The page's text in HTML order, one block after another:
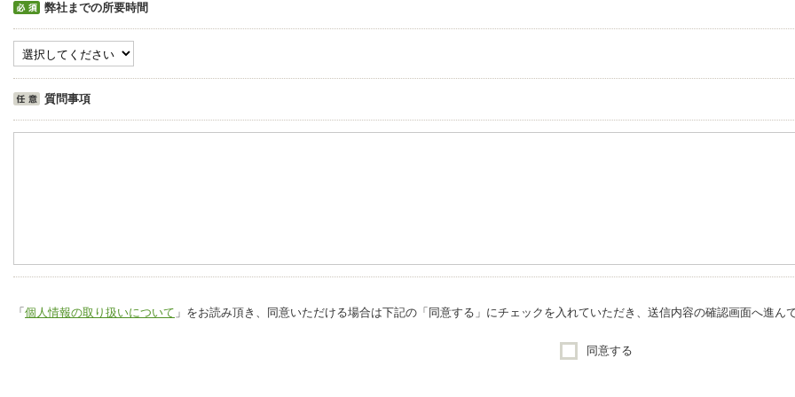
弊社までの所要時間
質問事項
「 個人情報の取り扱いについて 」をお読み頂き、同意いただける場合は下記の「同意する」にチェックを入れていただき、送信内容の確認画面へ進ん
同意する